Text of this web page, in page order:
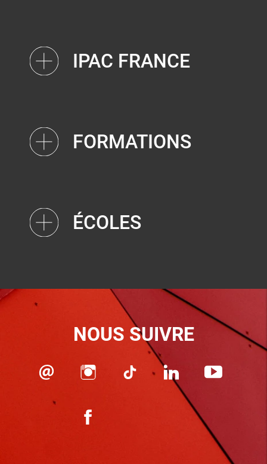
IPAC FRANCE
FORMATIONS
ÉCOLES
NOUS SUIVRE